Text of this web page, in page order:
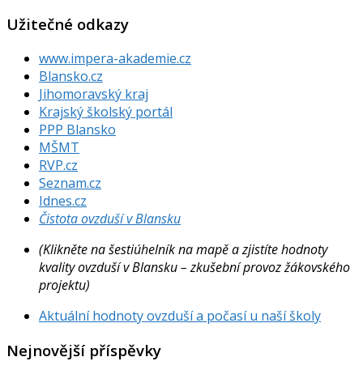
Užitečné odkazy
www.impera-akademie.cz
Blansko.cz
Jihomoravský kraj
Krajský školský portál
PPP Blansko
MŠMT
RVP.cz
Seznam.cz
Idnes.cz
Čistota ovzduší v Blansku
(Klikněte na šestiúhelník na mapě a zjistíte hodnoty
kvality ovzduší v Blansku – zkušební provoz žákovského
projektu)
Aktuální hodnoty ovzduší a počasí u naší školy
Nejnovější příspěvky